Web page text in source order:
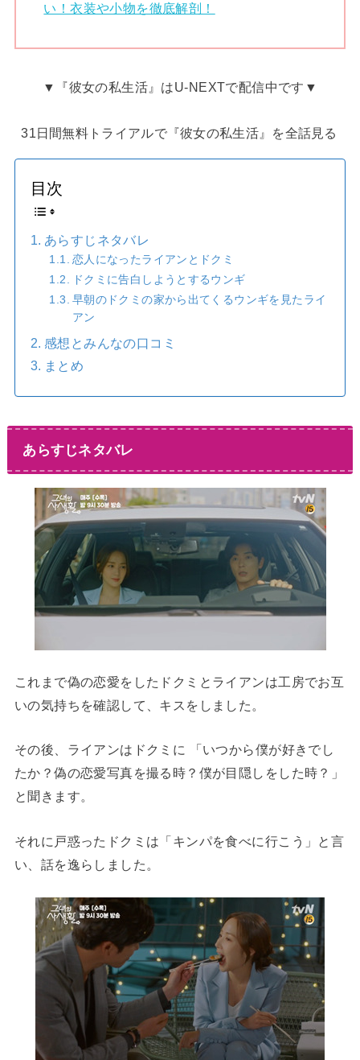
い！衣装や小物を徹底解剖！
▼『彼女の私生活』はU-NEXTで配信中です▼
31日間無料トライアルで『彼女の私生活』を全話見る
目次
あらすじネタバレ
恋人になったライアンとドクミ
ドクミに告白しようとするウンギ
早朝のドクミの家から出てくるウンギを見たライ
アン
感想とみんなの口コミ
まとめ
あらすじネタバレ
これまで偽の恋愛をしたドクミとライアンは工房でお互
いの気持ちを確認して、キスをしました。
その後、ライアンはドクミに 「いつから僕が好きでし
たか？偽の恋愛写真を撮る時？僕が目隠しをした時？」
と聞きます。
それに戸惑ったドクミは「キンパを食べに行こう」と言
い、話を逸らしました。